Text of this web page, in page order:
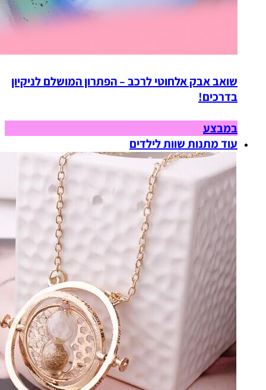
שואב אבק אלחוטי לרכב – הפתרון המושלם לניקיון
בדרכים!
במבצע
עוד מתנות שוות לילדים